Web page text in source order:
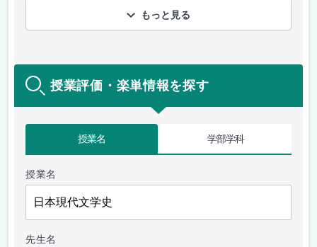
もっと見る
授業評価・楽単情報を探す
授業名 学部学科
授業名
先生名